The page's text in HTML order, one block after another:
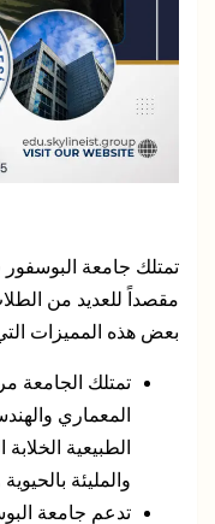
تمتلك جامعة
مقصداً للعديد من
بعض هذه المميزات
تمتلك الجامعة
المعماري
الطبيعية
والمليئة
تدعم جامعة